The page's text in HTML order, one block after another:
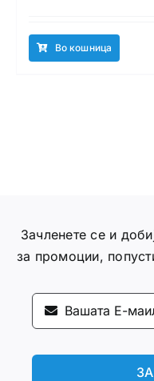
Во кошница
Зачленете се и
за промоции,